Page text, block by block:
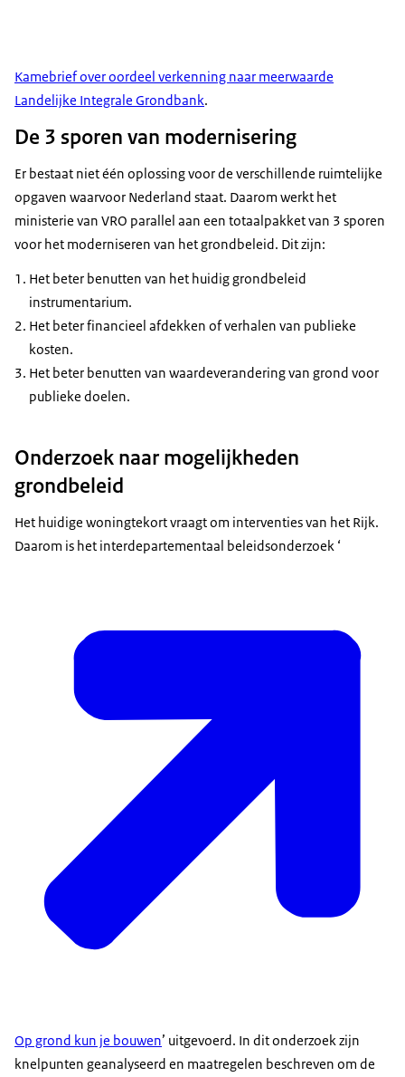
Kamebrief over oordeel verkenning naar meerwaarde
Landelijke Integrale Grondbank.
De 3 sporen van modernisering
Er bestaat niet één oplossing voor de verschillende ruimtelijke
opgaven waarvoor Nederland staat. Daarom werkt het
ministerie van VRO parallel aan een totaalpakket van 3 sporen
voor het moderniseren van het grondbeleid. Dit zijn:
Het beter benutten van het huidig grondbeleid
instrumentarium.
Het beter financieel afdekken of verhalen van publieke
kosten.
Het beter benutten van waardeverandering van grond voor
publieke doelen.
Onderzoek naar mogelijkheden
grondbeleid
Het huidige woningtekort vraagt om interventies van het Rijk.
Daarom is het interdepartementaal beleidsonderzoek ‘
Op grond kun je bouwen’ uitgevoerd. In dit onderzoek zijn
knelpunten geanalyseerd en maatregelen beschreven om de